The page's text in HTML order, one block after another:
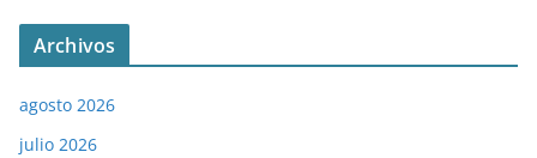
Archivos
agosto 2026
julio 2026